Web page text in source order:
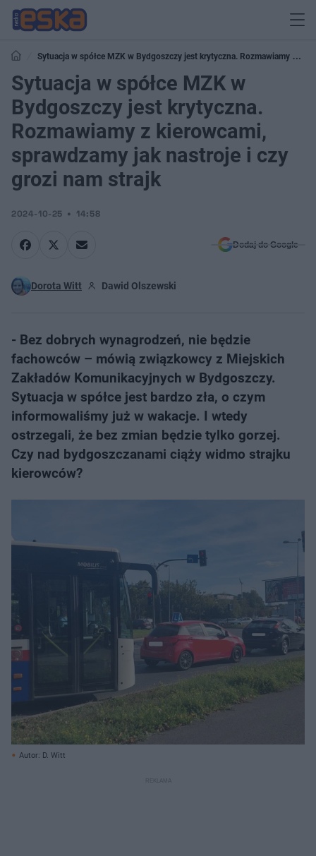
Sytuacja w spółce MZK w Bydgoszczy jest krytyczna. Rozmawiamy z
kierowcami, sprawdzamy jak nastroje i czy grozi nam strajk
Sytuacja w spółce MZK w
Bydgoszczy jest krytyczna.
Rozmawiamy z kierowcami,
sprawdzamy jak nastroje i czy
grozi nam strajk
2024-10-25 14:58
Dodaj do Google
Dorota Witt Dawid Olszewski
- Bez dobrych wynagrodzeń, nie będzie
fachowców – mówią związkowcy z Miejskich
Zakładów Komunikacyjnych w Bydgoszczy.
Sytuacja w spółce jest bardzo zła, o czym
informowaliśmy już w wakacje. I wtedy
ostrzegali, że bez zmian będzie tylko gorzej.
Czy nad bydgoszczanami ciąży widmo strajku
kierowców?
Autor: D. Witt